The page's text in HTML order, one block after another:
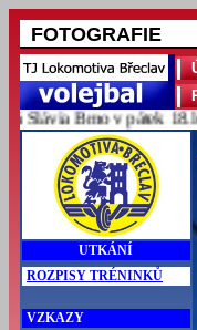
FOTOGRAFIE
Brno v pátek
UTKÁNÍ
ROZPISY TRÉNINKŮ
VZKAZY